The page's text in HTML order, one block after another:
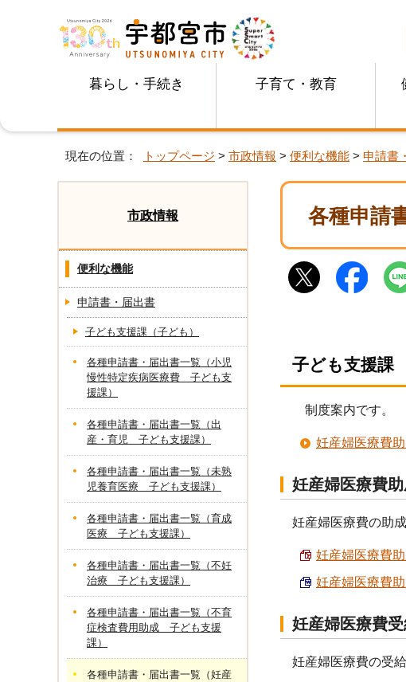
暮らし・手続き 子育て・教育
現在の位置： トップページ > 市政情報 > 便利な機能 > 申請書
各種申請
子ども支援課
制度案内です。
妊産婦医療費
妊産婦医療費
妊産婦医療費の助
妊産婦医療費
妊産婦医療費
妊産婦医療費
妊産婦医療費の受
市政情報
便利な機能
申請書・届出書
子ども支援課（子ども）
各種申請書・届出書一覧（小児
慢性特定疾病医療費 子ども支
援課）
各種申請書・届出書一覧（出
産・育児 子ども支援課）
各種申請書・届出書一覧（未熟
児養育医療 子ども支援課）
各種申請書・届出書一覧（育成
医療 子ども支援課）
各種申請書・届出書一覧（不妊
治療 子ども支援課）
各種申請書・届出書一覧（不育
症検査費用助成 子ども支援
課）
各種申請書・届出書一覧（妊産